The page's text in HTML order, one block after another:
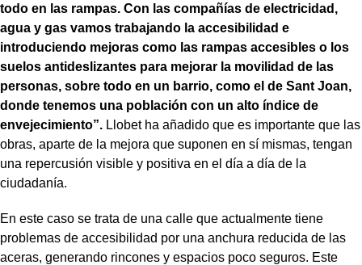
todo en las rampas. Con las compañías de electricidad,
agua y gas vamos trabajando la accesibilidad e
introduciendo mejoras como las rampas accesibles o los
suelos antideslizantes para mejorar la movilidad de las
personas, sobre todo en un barrio, como el de Sant Joan,
donde tenemos una población con un alto índice de
envejecimiento”. Llobet ha añadido que es importante que las
obras, aparte de la mejora que suponen en sí mismas, tengan
una repercusión visible y positiva en el día a día de la
ciudadanía.
En este caso se trata de una calle que actualmente tiene
problemas de accesibilidad por una anchura reducida de las
aceras, generando rincones y espacios poco seguros. Este